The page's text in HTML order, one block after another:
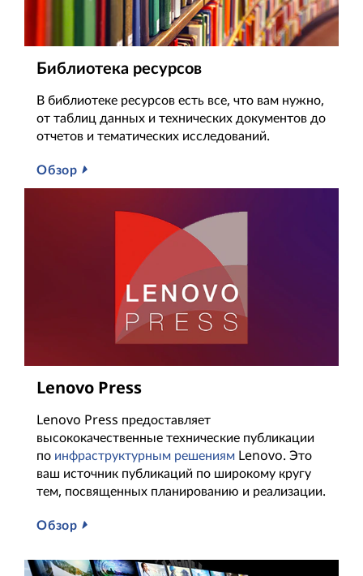
Библиотека ресурсов
В библиотеке ресурсов есть все, что вам нужно,
от таблиц данных и технических документов до
отчетов и тематических исследований.
Обзор
Lenovo Press
Lenovo Press предоставляет
высококачественные технические публикации
по инфраструктурным решениям Lenovo. Это
ваш источник публикаций по широкому кругу
тем, посвященных планированию и реализации.
Обзор